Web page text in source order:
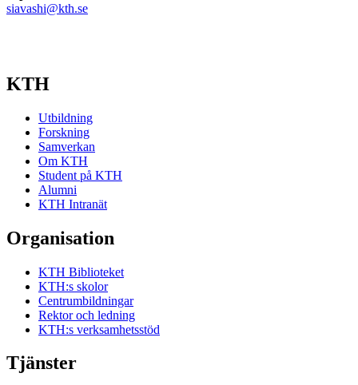
siavashi@kth.se
KTH
Utbildning
Forskning
Samverkan
Om KTH
Student på KTH
Alumni
KTH Intranät
Organisation
KTH Biblioteket
KTH:s skolor
Centrumbildningar
Rektor och ledning
KTH:s verksamhetsstöd
Tjänster